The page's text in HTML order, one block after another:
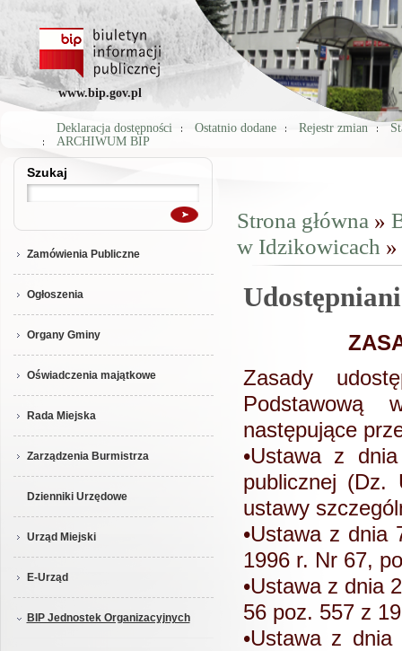
www.bip.gov.pl
Deklaracja dostępności Ostatnio dodane Rejestr zmian
ARCHIWUM BIP
Szukaj
Szukaj
Zamówienia Publiczne
Ogłoszenia
Organy Gminy
Oświadczenia majątkowe
Rada Miejska
Zarządzenia Burmistrza
Dzienniki Urzędowe
Urząd Miejski
E-Urząd
BIP Jednostek Organizacyjnych
Jesteś tutaj
Strona główna »
w Idzikowicach
Zasady
Podstawową
następujące
•Ustawa z
publicznej
ustawy
•Ustawa z
1996 r. Nr 67,
•Ustawa z dnia
56 poz. 557 z
•Ustawa z